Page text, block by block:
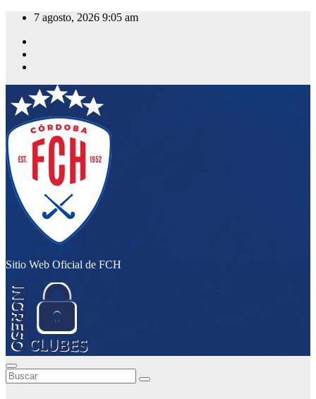
Saltar
contenido
7 agosto, 2026 9:05 am
Sitio Web Oficial de FCH